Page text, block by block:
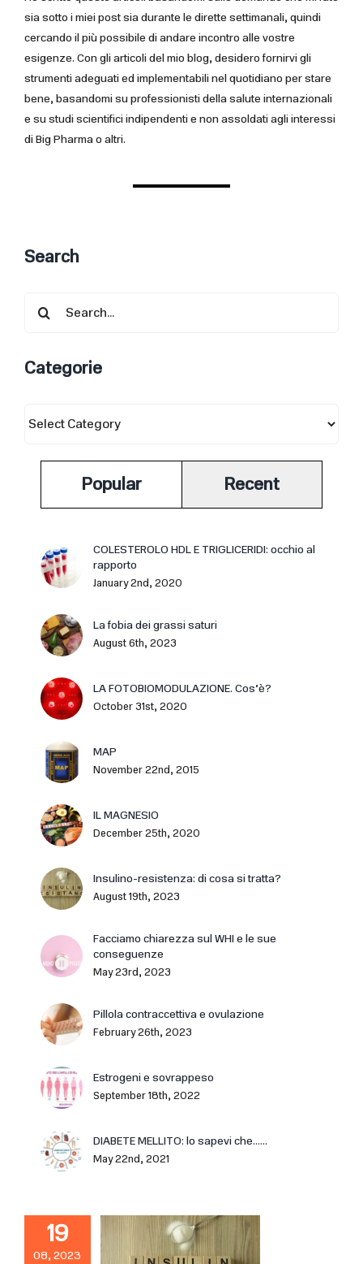
sia sotto i miei post sia durante le dirette settimanali, quindi
cercando il più possibile di andare incontro alle vostre
esigenze. Con gli articoli del mio blog, desidero fornirvi gli
strumenti adeguati ed implementabili nel quotidiano per stare
bene, basandomi su professionisti della salute internazionali
e su studi scientifici indipendenti e non assoldati agli interessi
di Big Pharma o altri.
Search
Categorie
Popular Recent
COLESTEROLO HDL E TRIGLICERIDI: occhio al
rapporto
January 2nd, 2020
La fobia dei grassi saturi
August 6th, 2023
LA FOTOBIOMODULAZIONE. Cos’è?
October 31st, 2020
MAP
November 22nd, 2015
IL MAGNESIO
December 25th, 2020
Insulino-resistenza: di cosa si tratta?
August 19th, 2023
Facciamo chiarezza sul WHI e le sue
conseguenze
May 23rd, 2023
Pillola contraccettiva e ovulazione
February 26th, 2023
Estrogeni e sovrappeso
September 18th, 2022
DIABETE MELLITO: lo sapevi che……
May 22nd, 2021
19
08, 2023